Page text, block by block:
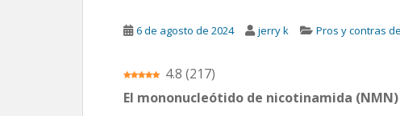
6 de agosto de 2024 jerry k Pros y contras
4.8 (217)
El mononucleótido de nicotinamida